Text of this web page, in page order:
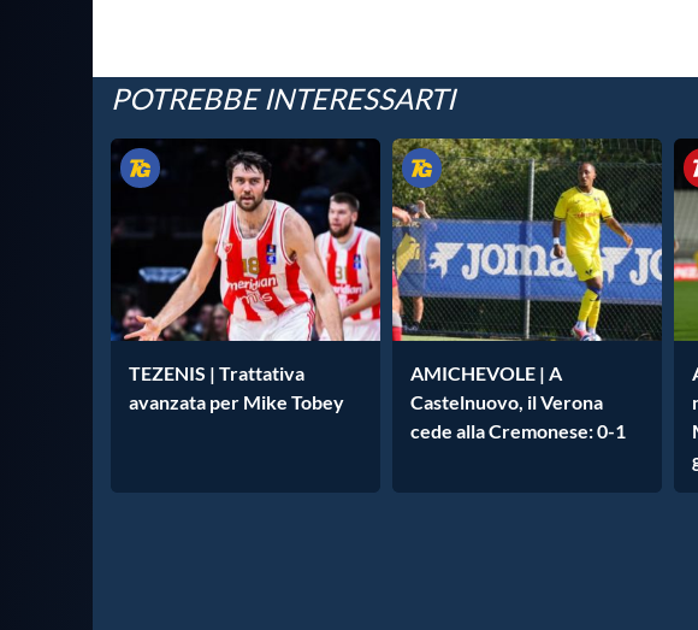
POTREBBE INTERESSARTI
TEZENIS | Trattativa
avanzata per Mike Tobey
AMICHEVOLE | A
Castelnuovo, il Verona
cede alla Cremonese: 0-1